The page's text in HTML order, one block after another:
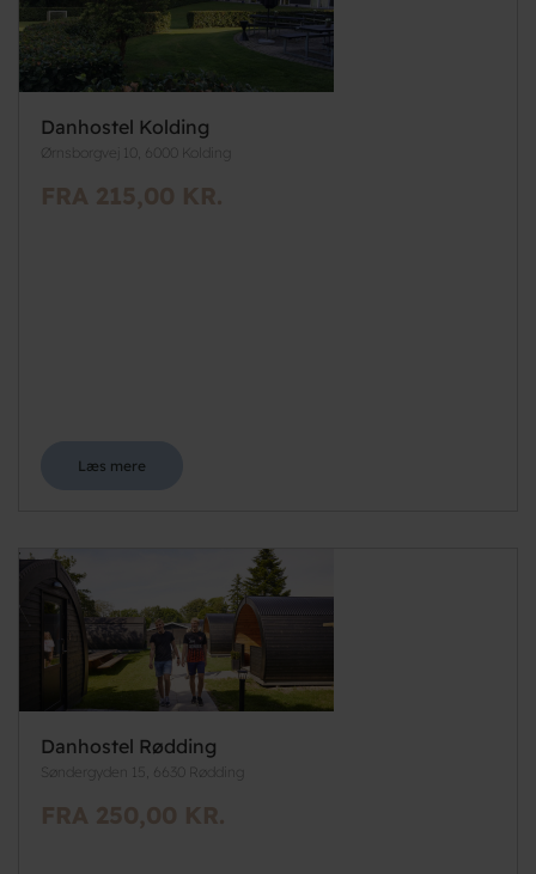
Danhostel Kolding
Ørnsborgvej 10, 6000 Kolding
FRA 215,00 KR.
Læs mere
Danhostel Rødding
Søndergyden 15, 6630 Rødding
FRA 250,00 KR.